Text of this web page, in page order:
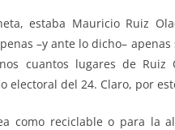
estaba Mauricio Ruiz
–y ante lo dicho–
cuantos lugares de Ruiz
electoral del 24. Claro, por
como reciclable o para la